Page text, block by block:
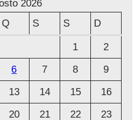
2026
Q S S D
1
2
6 7 8
9
13 14 15
16
20 21 22
23